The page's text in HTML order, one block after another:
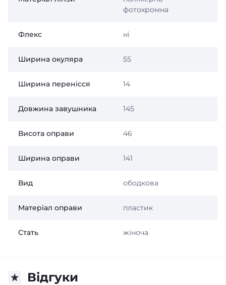
фотохромна
Флекс ні
Ширина окуляра 55
Ширина перенісся 14
Довжина завушника 145
Висота оправи 46
Ширина оправи 141
Вид ободкова
Матеріал оправи пластик
Стать жіноча
Відгуки